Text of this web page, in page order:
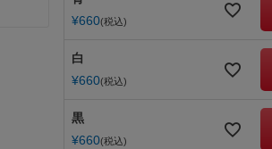
¥660 税込
白
¥660 税込
黒
¥660 税込